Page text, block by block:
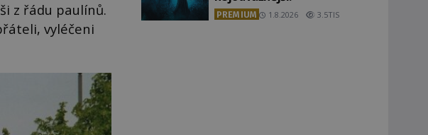
z řádu paulínů.
vyléčeni
PREMIUM 1.8.2026 3.5TIS